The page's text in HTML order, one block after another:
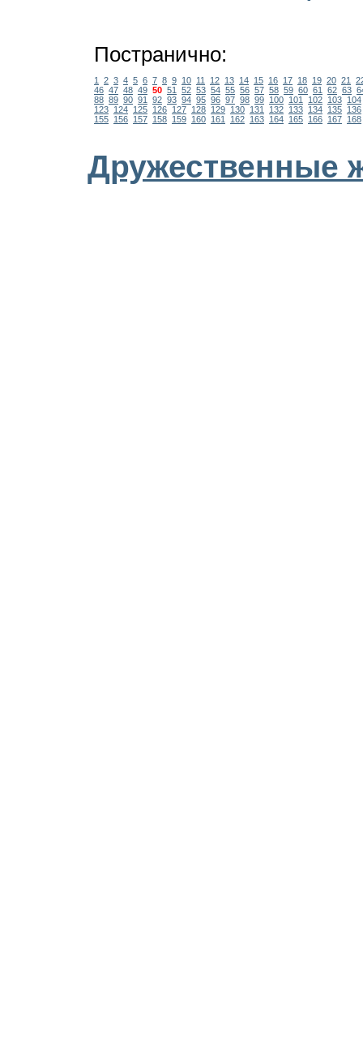
Постранично:
1 2 3 4 5 6 7 8 9 10 11 12 13 14 15 16 17 18 19 20 21
46 47 48 49 50 51 52 53 54 55 56 57 58 59 60 61 62 63
88 89 90 91 92 93 94 95 96 97 98 99 100 101 102 103 104
123 124 125 126 127 128 129 130 131 132 133 134 135 136
155 156 157 158 159 160 161 162 163 164 165 166 167 168
Дружественные